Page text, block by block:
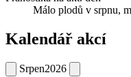
Málo plodů v srpnu,
Kalendář akcí
Srpen2026